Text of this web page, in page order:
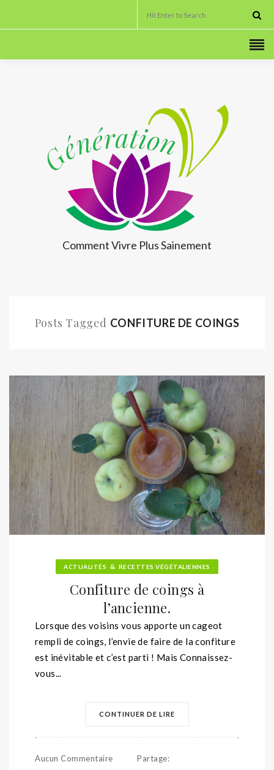
Comment Vivre Plus Sainement
Posts Tagged CONFITURE DE COINGS
ACTUALITÉS & RECETTES VÉGÉTALIENNES
Confiture de coings à
l’ancienne.
Lorsque des voisins vous apporte un cageot
rempli de coings, l’envie de faire de la confiture
est inévitable et c’est parti ! Mais Connaissez-
vous...
CONTINUER DE LIRE
Aucun Commentaire Partage: